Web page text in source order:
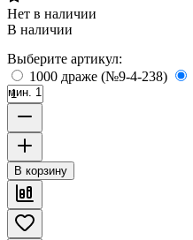
Нет в наличии
В наличии
Выберите артикул:
1000 драже (№9-4-238)
мин. 1
В корзину